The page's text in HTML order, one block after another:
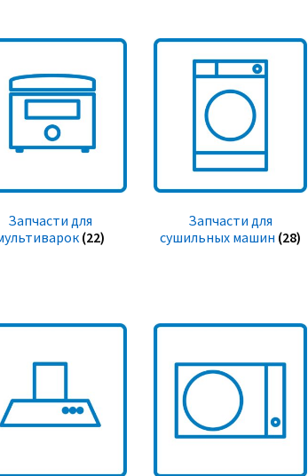
Запчасти для
(22)
Запчасти для
сушильных машин (28)